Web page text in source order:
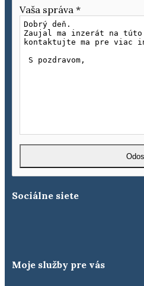
Vaša správa *
Sociálne siete
Moje služby pre vás